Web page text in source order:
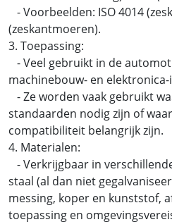
- Voorbeelden: ISO 4014
(zeskantmoeren).
3. Toepassing:
- Veel gebruikt in de
machinebouw- en
- Ze worden vaak gebruikt
standaarden nodig zijn of
compatibiliteit belangrijk zijn.
4. Materialen:
- Verkrijgbaar in
staal (al dan niet
messing, koper en kunststof,
toepassing en